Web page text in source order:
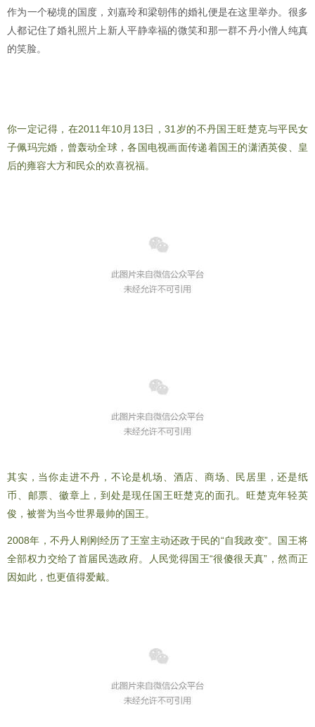
作为一个秘境的国度，刘嘉玲和梁朝伟的婚礼便是在这里举办。很多
人都记住了婚礼照片上新人平静幸福的微笑和那一群不丹小僧人纯真
的笑脸。
你一定记得，在2011年10月13日，31岁的不丹国王旺楚克与平民女
子佩玛完婚，曾轰动全球，各国电视画面传递着国王的潇洒英俊、皇
后的雍容大方和民众的欢喜祝福。
其实，当你走进不丹，不论是机场、酒店、商场、民居里，还是纸
币、邮票、徽章上，到处是现任国王旺楚克的面孔。旺楚克年轻英
俊，被誉为当今世界最帅的国王。
2008年，不丹人刚刚经历了王室主动还政于民的“自我政变”。国王将
全部权力交给了首届民选政府。人民觉得国王“很傻很天真”，然而正
因如此，也更值得爱戴。